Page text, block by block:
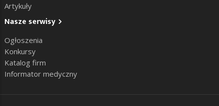
Artykuły
Nasze serwisy
Ogłoszenia
Konkursy
Katalog firm
Informator medyczny